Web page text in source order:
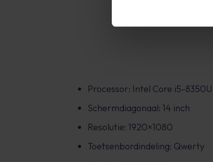
Processor: Intel Core i5-8350U
Schermdiagonaal: 14 inch
Resolutie: 1920×1080
Toetsenbordindeling: Qwerty